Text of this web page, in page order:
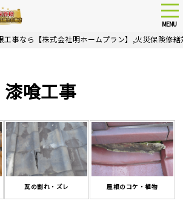
MENU
工事なら【株式会社明ホームプラン】,火災保険修繕
喰工事
瓦の割れ・ズレ 屋根のコケ・植物